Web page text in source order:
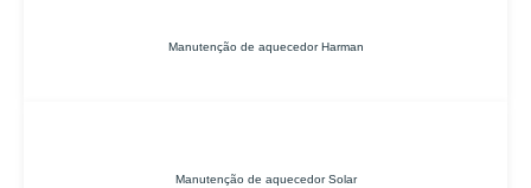
Manutenção de aquecedor Harman
Manutenção de aquecedor Solar